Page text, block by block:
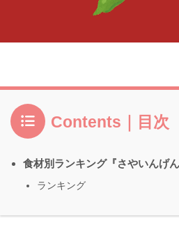
Contents｜目次
食材別ランキング『さやいんげん
ランキング